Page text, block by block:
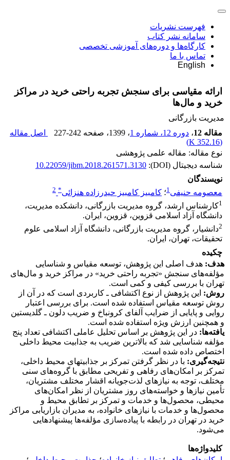
فهرست نشریات
سامانه نشر کتاب
کارگاه‌ها و دوره‌های آموزشی تخصصی
تماس با ما
English
ارائه مقیاسی برای سنجش تجربه راحتی خرید در مراکز
خرید و مال‌ها
مدیریت بازرگانی
مقاله 12
، دوره 12، شماره 1 ، 1399 ، صفحه 227-242
اصل مقاله
(
352.16 K
)
نوع مقاله: مقاله علمی پژوهشی
شناسه دیجیتال (DOI):
10.22059/jibm.2018.261571.3130
نویسندگان
معصومه حنیفی1؛ کامبیز کامبیز حیدرزاده هنزائی*
2
1کارشناس ارشد، گروه مدیریت بازرگانی، دانشکده مدیریت،
دانشگاه آزاد اسلامی قزوین، قزوین، ایران.
2دانشیار، گروه مدیریت بازرگانی، دانشگاه آزاد اسلامی علوم
تحقیقات، تهران، ایران.
چکیده
هدف: هدف اصلی این پژوهش، توسعه مقیاس و شناسایی
مؤلفه‌های سنجش «تجربه راحتی خرید» در مراکز خرید و مال‌های
تهران با بررسی کیفی و کمی است.
روش:
این پژوهش از نوع اکتشافی ـ کاربردی ‎است که در آن از
روش توسعه مقیاس استفاده شده است. برای بررسی اعتبار
روایی و پایایی از ضرایب آلفای کرونباخ و ضریب دلون ـ گلدیستین
و همچنین ارزش ‎ویژه استفاده شده است.
یافته‌ها: در این پژوهش بر اساس تحلیل عاملی اکتشافی تعداد پنج
مؤلفه شناسایی شد که بالاترین ضریب به جذابیت محیط داخلی
اختصاص داده شده است.
نتیجه‌گیری:
با در نظر گرفتن تمرکز بر جذابیت‎های محیط داخلی،
تمرکز بر امکان‌های رفاهی و تفریحی مطابق با گروه‌های سنی
مختلف، توجه به نیازهای لذت‌جویانه اقشار مختلف مشتریان،
تأمین نیازها و خواسته‌های روز مشتریان از نظر امکان‌های
محیطی، محصول‌ها و خدمات و تمرکز بر تطابق محیط و
محصول‌ها و خدمات با نیازهای خانواده، به مدیران بازاریابی مراکز
خرید در تهران در رابطه با پیاده‌سازی مؤلفه‌ها پیشنهادهایی
می‌شود.
کلیدواژه‌ها